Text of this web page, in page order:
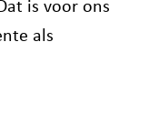
is voor ons
als